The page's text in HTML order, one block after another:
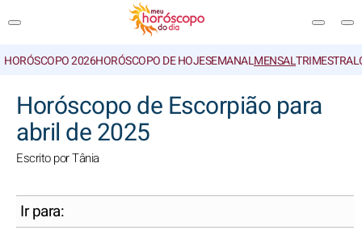
HORÓSCOPO 2026HORÓSCOPO DE HOJESEMANALMENSALTRIMESTRAL
Horóscopo de Escorpião para
abril de 2025
Escrito por Tânia
Ir para: